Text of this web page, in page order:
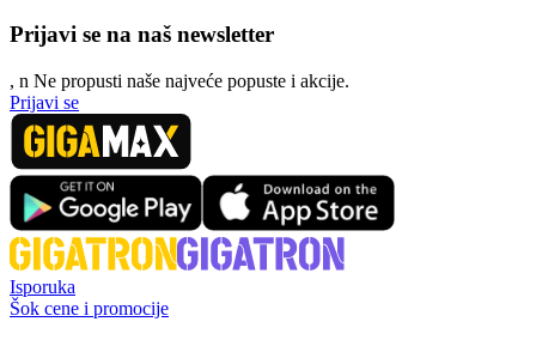
Prijavi se na naš newsletter
, n Ne propusti naše najveće popuste i akcije.
Prijavi se
Isporuka
Šok cene i promocije